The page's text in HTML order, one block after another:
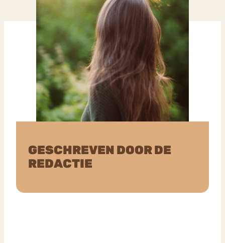
GESCHREVEN DOOR DE
REDACTIE